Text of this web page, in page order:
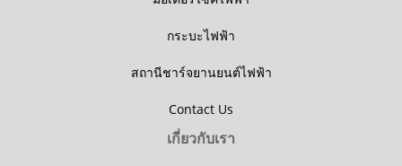
กระบะไฟฟ้า
สถานีชาร์จยานยนต์ไฟฟ้า
Contact Us
เกี่ยวกับเรา